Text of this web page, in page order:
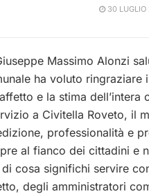
30 LUGLIO
Massimo Alonzi
ha voluto ringraziare
e la stima dell’intera
a Civitella Roveto, il
professionalità e
al fianco dei cittadini e
cosa significhi servire
degli amministratori